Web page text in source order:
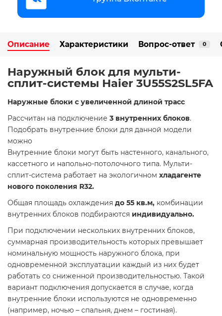
Описание Характеристики Вопрос-ответ 0
Наружный блок для мульти-
сплит-системы Haier 3U55S2SL5FA
Наружные блоки с увеличенной длиной трасс
Рассчитан на подключение 3 внутренних блоков.
Подобрать внутренние блоки для данной модели
можно
Внутренние блоки могут быть настенного, канального,
кассетного и напольно-потолочного типа. Мульти-
сплит-система работает на экологичном хладагенте
нового поколения R32.
Общая площадь охлаждения до 55 кв.м, комбинации
внутренних блоков подбираются индивидуально.
При подключении нескольких внутренних блоков,
суммарная производительность которых превышает
номинальную мощность наружного блока, при
одновременной эксплуатации каждый из них будет
работать со сниженной производительностью. Такой
вариант подключения допускается в случае, когда
внутренние блоки используются не одновременно
(например, ночью – спальня, днем – гостиная).